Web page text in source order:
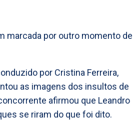
marcada por outro momento de
por Cristina Ferreira,
as imagens dos insultos de
afirmou que Leandro
se riram do que foi dito.